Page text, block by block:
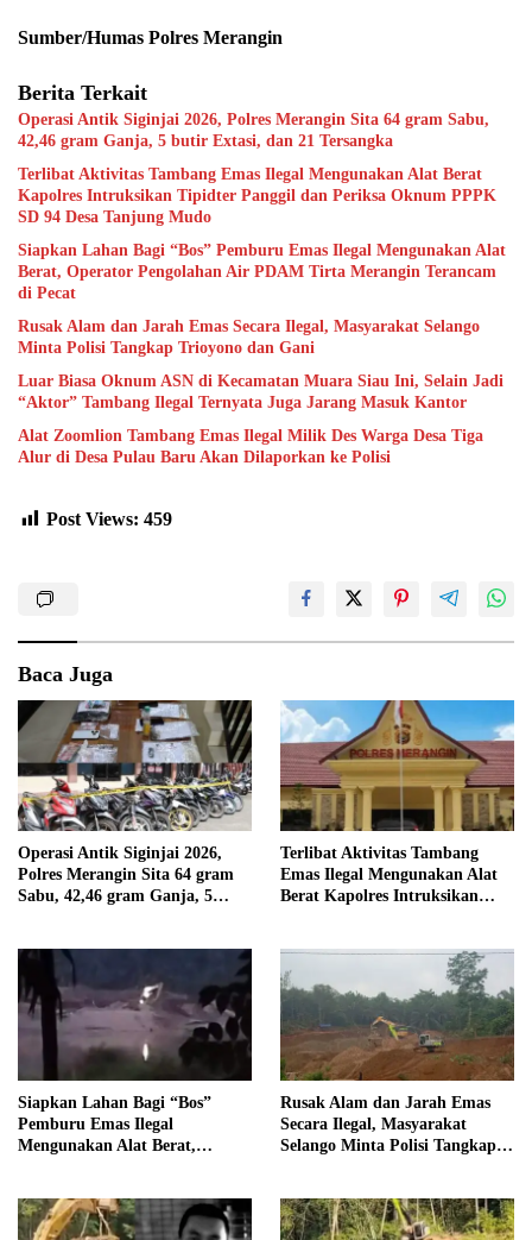
Sumber/Humas Polres Merangin
Berita Terkait
Operasi Antik Siginjai 2026, Polres Merangin Sita 64 gram Sabu,
42,46 gram Ganja, 5 butir Extasi, dan 21 Tersangka
Terlibat Aktivitas Tambang Emas Ilegal Mengunakan Alat Berat
Kapolres Intruksikan Tipidter Panggil dan Periksa Oknum PPPK
SD 94 Desa Tanjung Mudo
Siapkan Lahan Bagi “Bos” Pemburu Emas Ilegal Mengunakan Alat
Berat, Operator Pengolahan Air PDAM Tirta Merangin Terancam
di Pecat
Rusak Alam dan Jarah Emas Secara Ilegal, Masyarakat Selango
Minta Polisi Tangkap Trioyono dan Gani
Luar Biasa Oknum ASN di Kecamatan Muara Siau Ini, Selain Jadi
“Aktor” Tambang Ilegal Ternyata Juga Jarang Masuk Kantor
Alat Zoomlion Tambang Emas Ilegal Milik Des Warga Desa Tiga
Alur di Desa Pulau Baru Akan Dilaporkan ke Polisi
Post Views: 459
Baca Juga
Operasi Antik Siginjai 2026,
Polres Merangin Sita 64 gram
Sabu, 42,46 gram Ganja, 5
Terlibat Aktivitas Tambang
Emas Ilegal Mengunakan Alat
Berat Kapolres Intruksikan
Tanjung Mudo
Siapkan Lahan Bagi “Bos”
Pemburu Emas Ilegal
Mengunakan Alat Berat,
Terancam di Pecat
Rusak Alam dan Jarah Emas
Secara Ilegal, Masyarakat
Selango Minta Polisi Tangkap